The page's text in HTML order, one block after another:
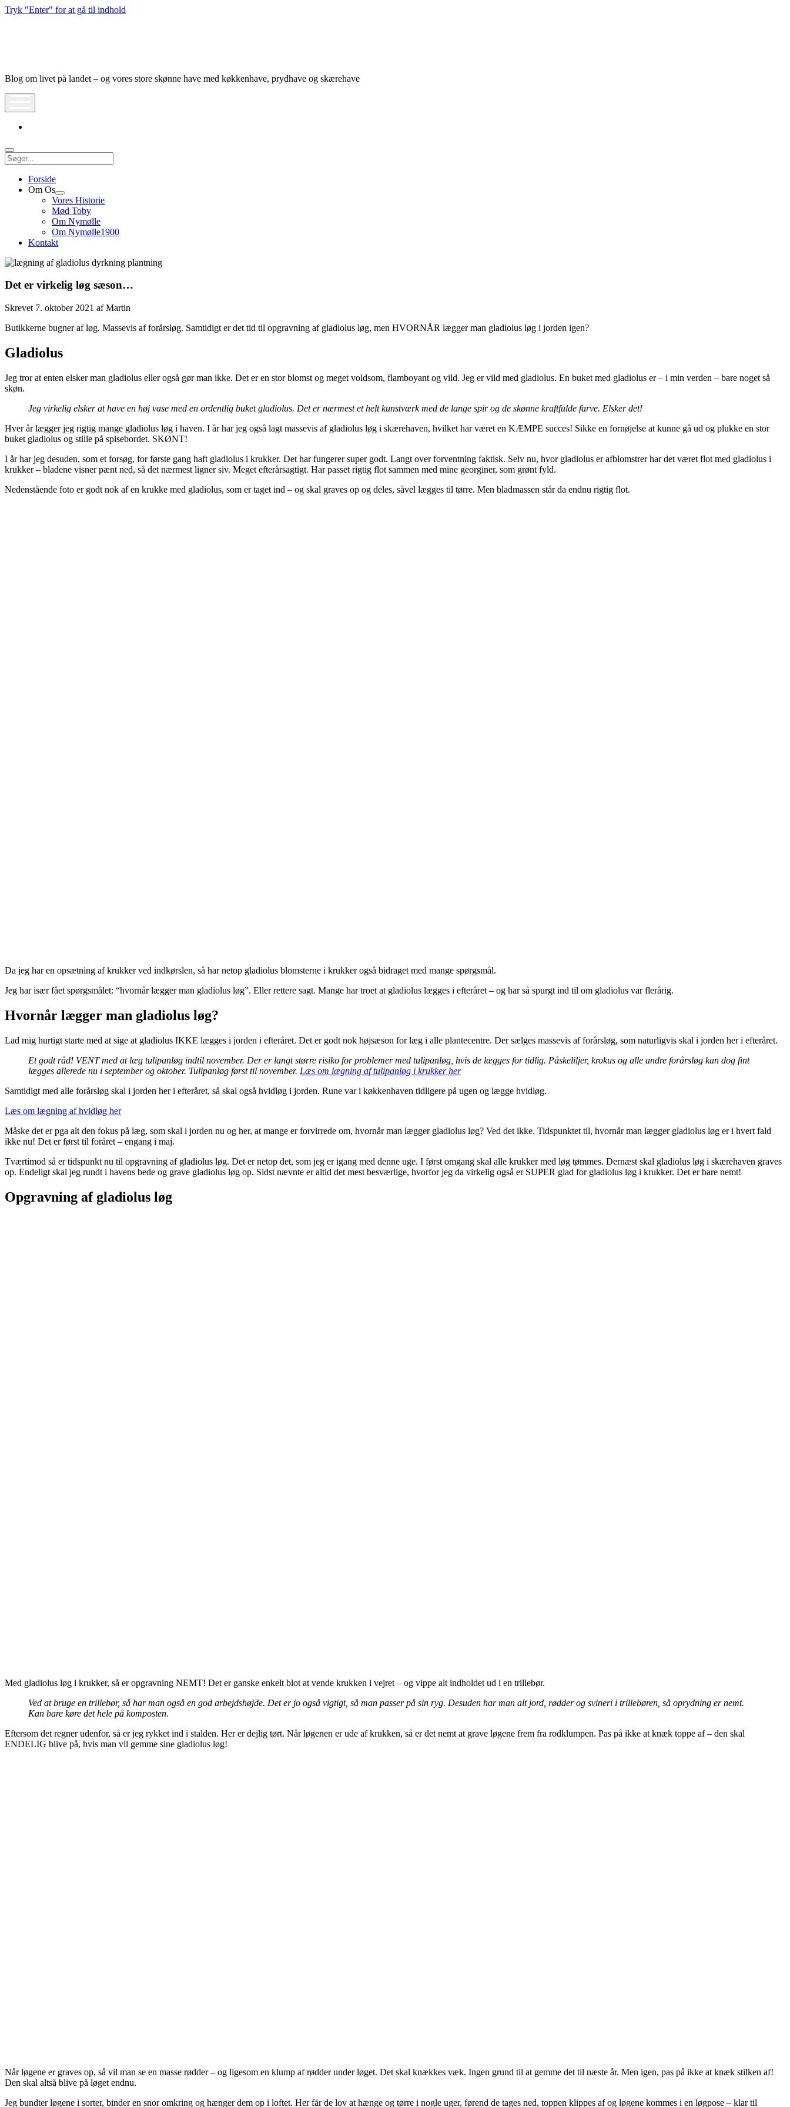
Tryk "Enter" for at gå til indhold
Blog om livet på landet – og vores store skønne have med køkkenhave, prydhave og skærehave
Søg
Forside
Om Os
Åbn
dropdown
meny
Vores Historie
Mød Toby
Om Nymølle
Om Nymølle1900
Kontakt
Det er virkelig løg sæson…
Skrevet 7. oktober 2021 afMartin
Butikkerne bugner af løg. Massevis af forårsløg. Samtidigt er det tid til opgravning af gladiolus løg, men HVORNÅR lægger man gladiolus løg i jorden igen?
Gladiolus
Jeg tror at enten elsker man gladiolus eller også gør man ikke. Det er en stor blomst og meget voldsom, flamboyant og vild. Jeg er vild med gladiolus. En buket med gladiolus er – i min verden – bare noget så
skøn.
Jeg virkelig elsker at have en høj vase med en ordentlig buket gladiolus. Det er nærmest et helt kunstværk med de lange spir og de skønne kraftfulde farve. Elsker det!
Hver år lægger jeg rigtig mange gladiolus løg i haven. I år har jeg også lagt massevis af gladiolus løg i skærehaven, hvilket har været en KÆMPE succes! Sikke en fornøjelse at kunne gå ud og plukke en stor
buket gladiolus og stille på spisebordet. SKØNT!
I år har jeg desuden, som et forsøg, for første gang haft gladiolus i krukker. Det har fungerer super godt. Langt over forventning faktisk. Selv nu, hvor gladiolus er afblomstrer har det været flot med gladiolus i
krukker – bladene visner pænt ned, så det nærmest ligner siv. Meget efterårsagtigt. Har passet rigtig flot sammen med mine georginer, som grønt fyld.
Nedenstående foto er godt nok af en krukke med gladiolus, som er taget ind – og skal graves op og deles, såvel lægges til tørre. Men bladmassen står da endnu rigtig flot.
Da jeg har en opsætning af krukker ved indkørslen, så har netop gladiolus blomsterne i krukker også bidraget med mange spørgsmål.
Jeg har især fået spørgsmålet: “hvornår lægger man gladiolus løg”. Eller rettere sagt. Mange har troet at gladiolus lægges i efteråret – og har så spurgt ind til om gladiolus var flerårig.
Hvornår lægger man gladiolus løg?
Lad mig hurtigt starte med at sige at gladiolus IKKE lægges i jorden i efteråret. Det er godt nok højsæson for læg i alle plantecentre. Der sælges massevis af forårsløg, som naturligvis skal i jorden her i efteråret.
Et godt råd! VENT med at læg tulipanløg indtil november. Der er langt større risiko for problemer med tulipanløg, hvis de lægges for tidlig. Påskeliljer, krokus og alle andre forårsløg kan dog fint
lægges allerede nu i september og oktober. Tulipanløg først til november. Læs om lægning af tulipanløg i krukker her
Samtidigt med alle forårsløg skal i jorden her i efteråret, så skal også hvidløg i jorden. Rune var i køkkenhaven tidligere på ugen og lægge hvidløg.
Læs om lægning af hvidløg her
Måske det er pga alt den fokus på læg, som skal i jorden nu og her, at mange er forvirrede om, hvornår man lægger gladiolus løg? Ved det ikke. Tidspunktet til, hvornår man lægger gladiolus løg er i hvert fald
ikke nu! Det er først til foråret – engang i maj.
Tværtimod så er tidspunkt nu til opgravning af gladiolus løg. Det er netop det, som jeg er igang med denne uge. I først omgang skal alle krukker med løg tømmes. Dernæst skal gladiolus løg i skærehaven graves
op. Endeligt skal jeg rundt i havens bede og grave gladiolus løg op. Sidst nævnte er altid det mest besværlige, hvorfor jeg da virkelig også er SUPER glad for gladiolus løg i krukker. Det er bare nemt!
Opgravning af gladiolus løg
Med gladiolus løg i krukker, så er opgravning NEMT! Det er ganske enkelt blot at vende krukken i vejret – og vippe alt indholdet ud i en trillebør.
Ved at bruge en trillebør, så har man også en god arbejdshøjde. Det er jo også vigtigt, så man passer på sin ryg. Desuden har man alt jord, rødder og svineri i trillebøren, så oprydning er nemt.
Kan bare køre det hele på komposten.
Eftersom det regner udenfor, så er jeg rykket ind i stalden. Her er dejlig tørt. Når løgenen er ude af krukken, så er det nemt at grave løgene frem fra rodklumpen. Pas på ikke at knæk toppe af – den skal
ENDELIG blive på, hvis man vil gemme sine gladiolus løg!
Når løgene er graves op, så vil man se en masse rødder – og ligesom en klump af rødder under løget. Det skal knækkes væk. Ingen grund til at gemme det til næste år. Men igen, pas på ikke at knæk stilken af!
Den skal altså blive på løget endnu.
Jeg bundter løgene i sorter, binder en snor omkring og hænger dem op i loftet. Her får de lov at hænge og tørre i nogle uger, førend de tages ned, toppen klippes af og løgene kommes i en løgpose – klar til